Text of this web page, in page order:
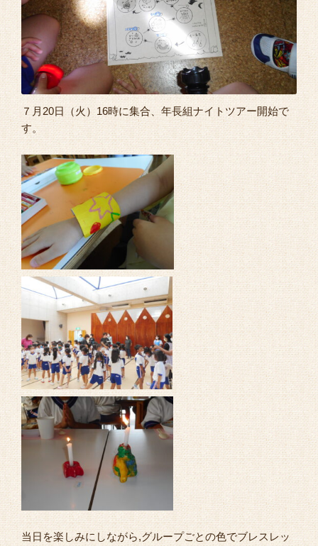
７月20日（火）16時に集合、年長組ナイトツアー開始で
す。
当日を楽しみにしながら,グループごとの色でブレスレッ